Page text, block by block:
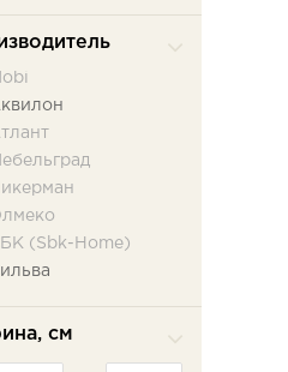
(Sbk-Home)
см